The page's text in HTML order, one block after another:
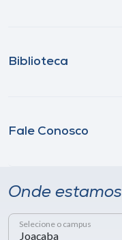
Biblioteca
Fale Conosco
Onde estamos
Selecione o campus